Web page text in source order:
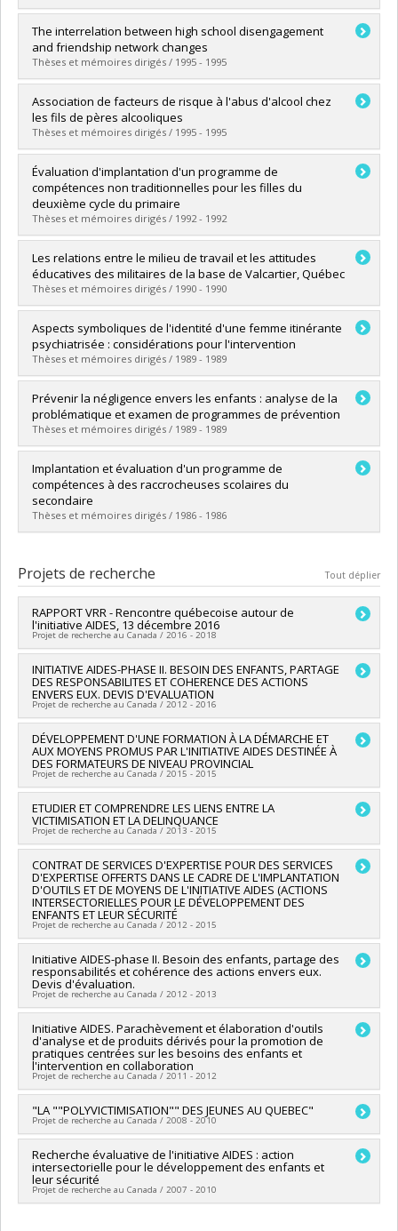
Diplômé(e) :Mayer, Micheline
Cycle :Doctorat
Diplôme obtenu :Ph. D.
Lien vers le document dans Papyrus
The interrelation between high school disengagement
and friendship network changes
Thèses et mémoires dirigés / 1995 - 1995
Diplômé(e) :Ellenbogen, Stephen
Cycle : Maîtrise
Diplôme obtenu :M. Sc.
Lien vers le document dans Papyrus
Association de facteurs de risque à l'abus d'alcool chez
les fils de pères alcooliques
Thèses et mémoires dirigés / 1995 - 1995
Diplômé(e) :Sacchitelle, Catherine
Cycle :Maîtrise
Diplôme obtenu :M. Sc.
Lien vers le document dans Papyrus
Évaluation d'implantation d'un programme de
compétences non traditionnelles pour les filles du
deuxième cycle du primaire
Thèses et mémoires dirigés / 1992 - 1992
Diplômé(e) : Cameron, Sylvie
Cycle :Maîtrise
Diplôme obtenu :M. Sc.
Lien vers le document dans Papyrus
Les relations entre le milieu de travail et les attitudes
éducatives des militaires de la base de Valcartier, Québec
Thèses et mémoires dirigés / 1990 - 1990
Diplômé(e) :Dufresne, Denis
Cycle :Maîtrise
Diplôme obtenu :M. Sc.
Lien vers le document dans Papyrus
Aspects symboliques de l'identité d'une femme itinérante
psychiatrisée : considérations pour l'intervention
Thèses et mémoires dirigés / 1989 - 1989
Diplômé(e) :Lalonde, Lise
Cycle :Maîtrise
Diplôme obtenu :M. Sc.
Lien vers le document dans Papyrus
Prévenir la négligence envers les enfants : analyse de la
problématique et examen de programmes de prévention
Thèses et mémoires dirigés / 1989 - 1989
Diplômé(e) :Michaud, Sylvie
Cycle :Maîtrise
Diplôme obtenu :
Lien vers le document dans Papyrus
Implantation et évaluation d'un programme de
compétences à des raccrocheuses scolaires du
secondaire
Thèses et mémoires dirigés / 1986 - 1986
Cycle : Maîtrise
Diplôme obtenu :M. Sc.
Lien vers le document dans Papyrus
Projets de recherche Tout déplier
RAPPORT VRR - Rencontre québecoise autour de
l'initiative AIDES, 13 décembre 2016
Projet de recherche au Canada / 2016 - 2018
Chercheur principal :Claire Chamberland
Sources de financement : Université de Montréal
Programmes de subvention :PINTERNE-F.Internes de
Recherche - Cas spéciaux du VRR (FDGEN006)
INITIATIVE AIDES-PHASE II. BESOIN DES ENFANTS, PARTAGE
DES RESPONSABILITES ET COHERENCE DES ACTIONS
ENVERS EUX. DEVIS D'EVALUATION
Projet de recherche au Canada / 2012 - 2016
Chercheur principal :Sarah Dufour, Claire Chamberland
Co-chercheurs :Carl Lacharité,Marie-Ève Clément,Louise
Lemay
Sources de financement :MSSS/Ministère de la Santé et des
Services sociaux
Programmes de subvention :
DÉVELOPPEMENT D'UNE FORMATION À LA DÉMARCHE ET
AUX MOYENS PROMUS PAR L'INITIATIVE AIDES DESTINÉE À
DES FORMATEURS DE NIVEAU PROVINCIAL
Projet de recherche au Canada / 2015 - 2015
Chercheur principal :Claire Chamberland
Sources de financement :MSSS/Ministère de la Santé et des
Services sociaux
ETUDIER ET COMPRENDRE LES LIENS ENTRE LA
VICTIMISATION ET LA DELINQUANCE
Projet de recherche au Canada / 2013 - 2015
Chercheur principal : Jo-Anne Wemmers
Co-chercheurs :Claire Chamberland, Dominique Damant
Delphine Collin-Vézina,Marie-Ève Clément,Geneviève
Lessard,Marie-Hélène Gagné
Sources de financement :Ministère de la Justice
Programmes de subvention :
CONTRAT DE SERVICES D'EXPERTISE POUR DES SERVICES
D'EXPERTISE OFFERTS DANS LE CADRE DE L'IMPLANTATION
D'OUTILS ET DE MOYENS DE L'INITIATIVE AIDES (ACTIONS
INTERSECTORIELLES POUR LE DÉVELOPPEMENT DES
ENFANTS ET LEUR SÉCURITÉ
Projet de recherche au Canada / 2012 - 2015
Chercheur principal :Claire Chamberland
Sources de financement :Centre jeunesse du Bas Saint-
Laurent
Programmes de subvention :
Initiative AIDES-phase II. Besoin des enfants, partage des
responsabilités et cohérence des actions envers eux.
Devis d'évaluation.
Projet de recherche au Canada / 2012 - 2013
Chercheur principal :Claire Chamberland
Co-chercheurs : Sarah Dufour,Carl Lacharité,Marie-Ève
Clément,Louise Lemay
Sources de financement :MSSS/Ministère de la Santé et des
Services sociaux
Programmes de subvention :
Initiative AIDES. Parachèvement et élaboration d'outils
d'analyse et de produits dérivés pour la promotion de
pratiques centrées sur les besoins des enfants et
l'intervention en collaboration
Projet de recherche au Canada / 2011 - 2012
Chercheur principal :Carl Lacharité,Claire Chamberland
Co-chercheurs :Marie-Andrée Poirier
Ève Clément,Louise Lemay
Sources de financement :Avenir d'enfants
Programmes de subvention :
"LA ""POLYVICTIMISATION"" DES JEUNES AU QUEBEC"
Projet de recherche au Canada / 2008 - 2010
Chercheur principal :Claire Chamberland
Recherche évaluative de l'initiative AIDES : action
intersectorielle pour le développement des enfants et
leur sécurité
Projet de recherche au Canada / 2007 - 2010